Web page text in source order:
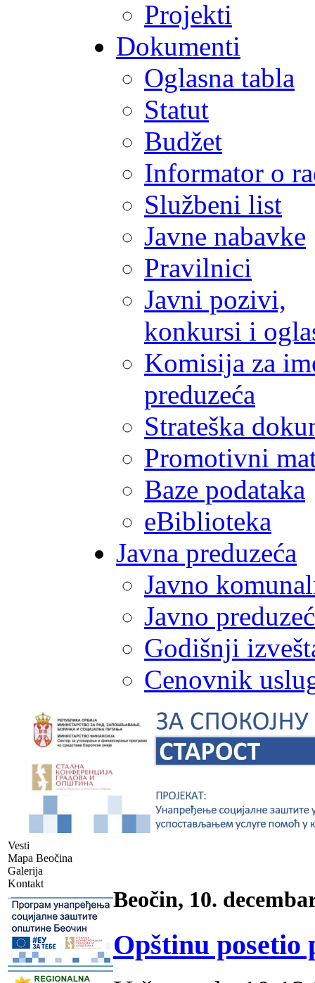
Projekti
Dokumenti
Oglasna tabla
Statut
Budžet
Informator o
Službeni list
Javne nabavke
Pravilnici
Javni pozivi,
konkursi i
Komisija za
preduzeća
Strateška
Promotivni
Baze podataka
eBiblioteka
Javna preduzeća
Javno
Javno
Godišnji
Cenovnik
Vesti
Mapa Beočina
Galerija
Kontakt
-
-
Beočin, 10.
Opštinu posetio